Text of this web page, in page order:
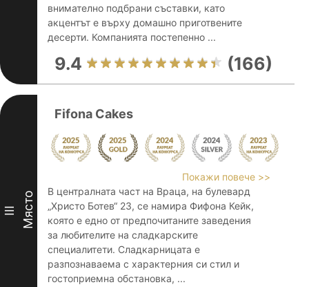
внимателно подбрани съставки, като
акцентът е върху домашно приготвените
десерти. Компанията постепенно ...
9.4 (166)
III Място
Fifona Cakes
Покажи повече >>
В централната част на Враца, на булевард
„Христо Ботев“ 23, се намира Фифона Кейк,
която е едно от предпочитаните заведения
за любителите на сладкарските
специалитети. Сладкарницата е
разпознаваема с характерния си стил и
гостоприемна обстановка, ...